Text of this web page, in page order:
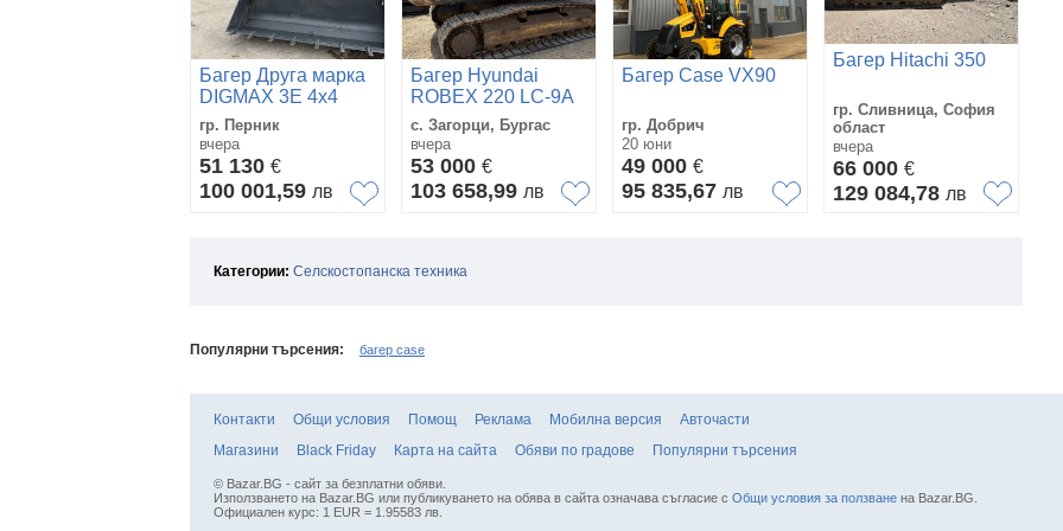
Багер Друга марка
DIGMAX 3E 4x4
гр. Перник
вчера
51 130 €
100 001,59 лв
Багер Hyundai
ROBEX 220 LC-9A
ЛИЗИНГ
с. Загорци, Бургас
вчера
53 000 €
103 658,99 лв
Багер Case VX90
гр. Добрич
20 юни
49 000 €
95 835,67 лв
Багер Hitachi 350
гр. Сливница, София
област
вчера
66 000 €
129 084,78 лв
Категории: Селскостопанска техника
Популярни търсения: багер case
Контакти Общи условия Помощ Реклама Мобилна версия
Авточасти
Магазини
Black Friday Карта на сайта Обяви по градове Популярни търсения
© Bazar.BG - сайт за безплатни обяви.
Използването на Bazar.BG или публикуването на обява в сайта означава съгласие с Общи условия за ползване на Bazar.BG.
Официален курс: 1 EUR = 1.95583 лв.